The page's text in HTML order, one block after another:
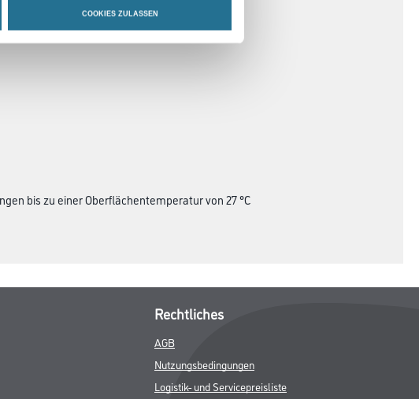
COOKIES ZULASSEN
bis zu einer Oberflächentemperatur von 27 °C
Rechtliches
AGB
Nutzungsbedingungen
Logistik- und Servicepreisliste